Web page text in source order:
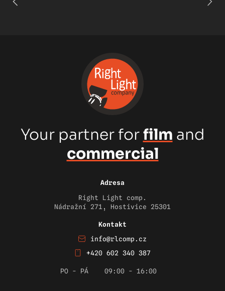
Your partner forfilm and
commercial
Adresa
Right Light comp.
Nádražní 271, Hostivice 25301
Kontakt
info@rlcomp.cz
+420 602 340 387
PO - PÁ 09:00 - 16:00